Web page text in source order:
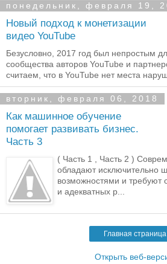
понедельник, февраля 19,
Новый подход к монетизации
видео YouTube
Безусловно, 2017 год был непростым
сообщества авторов YouTube и
считаем, что в YouTube нет места
вторник, февраля 06, 2018
Как машинное обучение
помогает развивать бизнес.
Часть 3
( Часть 1 , Часть 2 )
обладают исключительно
возможностями и требуют
и адекватных р...
Главная страница
Открыть веб-